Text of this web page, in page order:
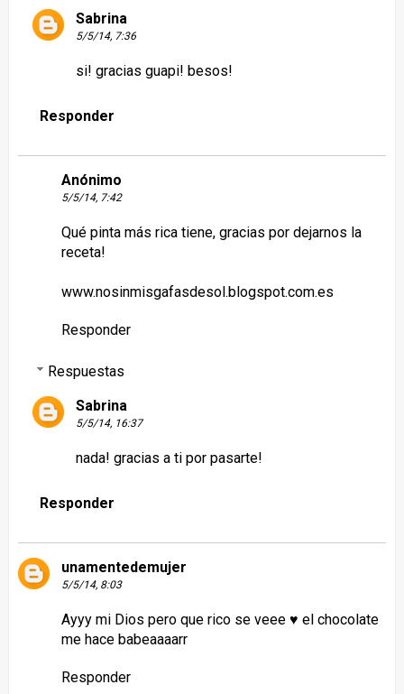
Sabrina
5/5/14, 7:36
si! gracias guapi! besos!
Responder
Anónimo
5/5/14, 7:42
Qué pinta más rica tiene, gracias por dejarnos la
receta!
www.nosinmisgafasdesol.blogspot.com.es
Responder
Respuestas
Sabrina
5/5/14, 16:37
nada! gracias a ti por pasarte!
Responder
unamentedemujer
5/5/14, 8:03
Ayyy mi Dios pero que rico se veee ♥ el chocolate
me hace babeaaaarr
Responder